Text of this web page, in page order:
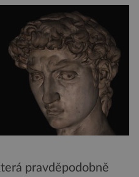
pravděpodobně